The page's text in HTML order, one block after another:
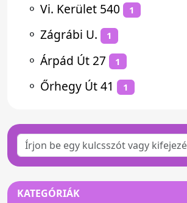
⚬ Vi. Kerület 540 1
⚬ Zágrábi U. 1
⚬ Árpád Út 27 1
⚬ Őrhegy Út 41 1
KATEGÓRIÁK